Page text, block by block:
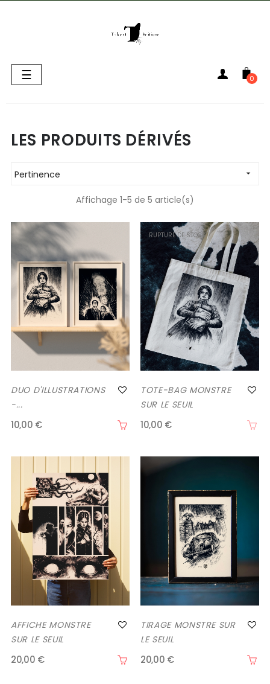
Basculer
la
☰ 0
LES PRODUITS DÉRIVÉS
Pertinence 
Affichage 1-5 de 5 article(s)
DUO D'ILLUSTRATIONS
-...
10,00 €
RUPTURE DE STOCK
TOTE-BAG MONSTRE
SUR LE SEUIL
10,00 €
AFFICHE MONSTRE
SUR LE SEUIL
20,00 €
TIRAGE MONSTRE SUR
LE SEUIL
20,00 €